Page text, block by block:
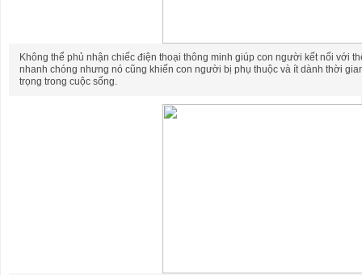
Không thể phủ nhận chiếc điện thoại thông minh giúp con người kết nối với
nhanh chóng nhưng nó cũng khiến con người bị phụ thuộc và ít dành thời
trọng trong cuộc sống.